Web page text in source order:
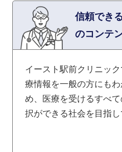
信頼でき
のコンテ
イースト駅前クリニッ
療情報を一般の方にも
め、医療を受けるすべ
択ができる社会を目指し